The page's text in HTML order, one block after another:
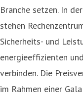
Branche setzen. In
stehen
Sicherheits- und
energieeffizienten
verbinden. Die
im Rahmen einer